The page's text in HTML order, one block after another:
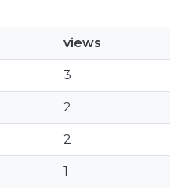
views
3
2
2
1